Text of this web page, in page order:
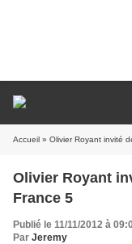
Accueil » Olivier Royant invité
Olivier Royant
France 5
Publié le 11/11/2012 à
Par Jeremy